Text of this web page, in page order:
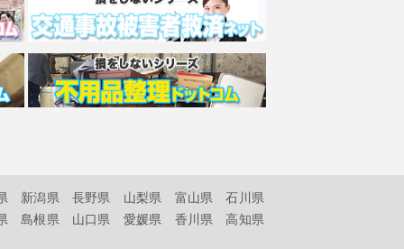
新潟県 長野県 山梨県 富山県
石川県
島根県 山口県 愛媛県 香川県 高知県